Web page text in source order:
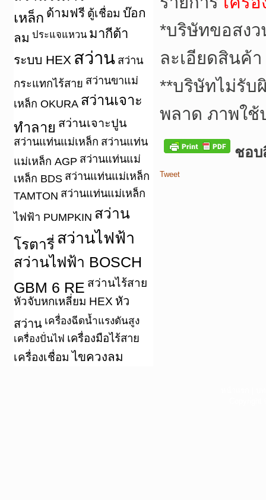
เหล็ก ด้ามฟรี ตู้เชื่อม บ๊อก
ลม ประแจแหวน มากีต้า
ระบบ HEX สว่าน สว่าน
กระแทกไร้สาย สว่านขาแม่
เหล็ก OKURA สว่านเจาะ
ทำลาย สว่านเจาะปูน
สว่านแท่นแม่เหล็ก สว่านแท่น
แม่เหล็ก AGP สว่านแท่นแม่
เหล็ก BDS สว่านแท่นแม่เหล็ก
TAMTON สว่านแท่นแม่เหล็ก
ไฟฟ้า PUMPKIN สว่าน
โรตารี่ สว่านไฟฟ้า
สว่านไฟฟ้า BOSCH
GBM 6 RE สว่านไร้สาย
หัวจับหกเหลี่ยม HEX หัว
สว่าน เครื่องฉีดน้ำแรงดันสูง
เครื่องปั่นไฟ เครื่องมือไร้สาย
เครื่องเชื่อม ไขควงลม
*บริษัทขอสงว
ละเอียดสินค้
**บริษัทไม่รับ
พลาด ภาพใ
ชอบ
Tweet